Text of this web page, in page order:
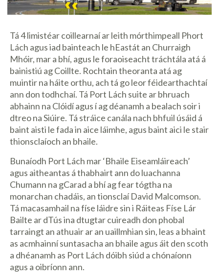
Tá 4 limistéar coillearnaí ar leith mórthimpeall Phort
Lách agus iad bainteach le hEastát an Churraigh
Mhóir, mar a bhí, agus le foraoiseacht tráchtála atá á
bainistiú ag Coillte. Rochtain theoranta atá ag
muintir na háite orthu, ach tá go leor féidearthachtaí
ann don todhchaí. Tá Port Lách suite ar bhruach
abhainn na Clóidí agus í ag déanamh a bealach soir i
dtreo na Siúire. Tá stráice canála nach bhfuil úsáid á
baint aisti le fada in aice láimhe, agus baint aici le stair
thionsclaíoch an bhaile.
Bunaíodh Port Lách mar ‘Bhaile Eiseamláireach’
agus aitheantas á thabhairt ann do luachanna
Chumann na gCarad a bhí ag fear tógtha na
monarchan chadáis, an tionsclaí David Malcomson.
Tá macasamhail na físe láidre sin i Ráiteas Físe Lár
Bailte ar dTús ina dtugtar cuireadh don phobal
tarraingt an athuair ar an uaillmhian sin, leas a bhaint
as acmhainní suntasacha an bhaile agus áit den scoth
a dhéanamh as Port Lách dóibh siúd a chónaíonn
agus a oibríonn ann.